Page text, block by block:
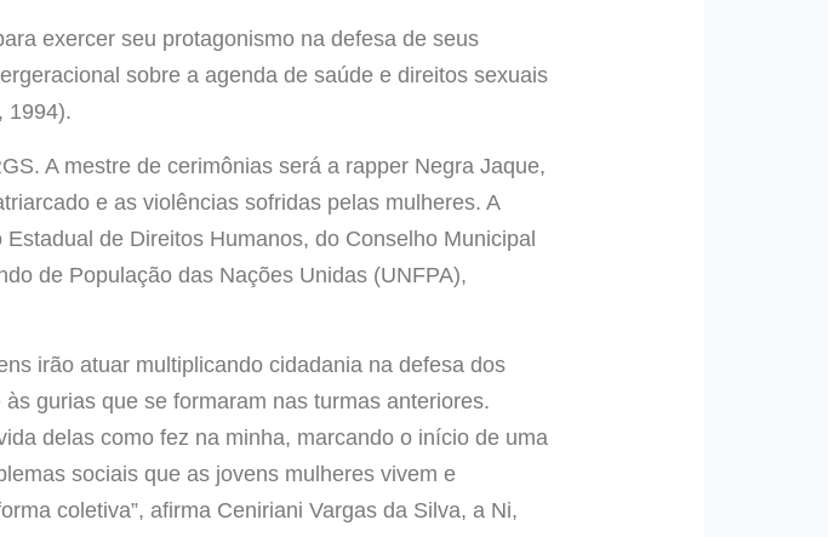
exercer seu protagonismo na defesa de seus
sobre a agenda de saúde e direitos sexuais
1994).
A mestre de cerimônias será a rapper Negra Jaque,
e as violências sofridas pelas mulheres. A
de Direitos Humanos, do Conselho Municipal
de População das Nações Unidas (UNFPA),
irão atuar multiplicando cidadania na defesa dos
gurias que se formaram nas turmas anteriores.
delas como fez na minha, marcando o início de uma
sociais que as jovens mulheres vivem e
coletiva”, afirma Ceniriani Vargas da Silva, a Ni,